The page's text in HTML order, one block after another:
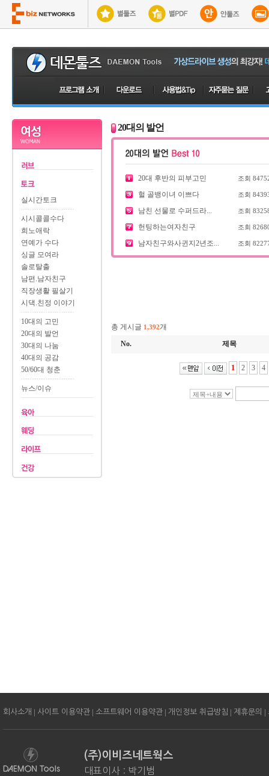
실시간토크
시시콜콜수다
희노애락
연예가 수다
싱글 모여라
솔로탈출
남편.남자친구
직장생활 필살기
시댁.친정 이야기
10대의 고민
20대의 발언
30대의 나눔
40대의 공감
50/60대 청춘
뉴스/이슈
20대의 발언
20대 후반의 피부고민 조회
헐 골뱅이녀 이쁘다 조회
남친 선물로 수퍼드라... 조회
헌팅하는여자친구 조회
남자친구와사귄지2년조... 조회
총 게시글 1,392개
No.
제목
1 2 3 4
회사소개 | 사이트 이용약관 | 소프트웨어 이용약관 | 개인정보 취급방침 | 제휴문의 |
(주)이비즈네트웍스
대표이사 : 박기범